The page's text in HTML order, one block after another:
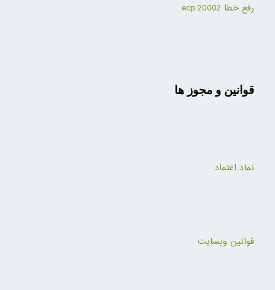
رفع خطا ecp 20002
قوانین و مجوز ها
نماد اعتماد
قوانین وبسایت